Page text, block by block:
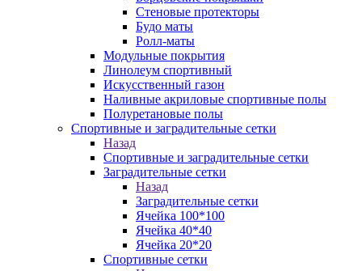
Стеновые протекторы
Будо маты
Ролл-маты
Модульные покрытия
Линолеум спортивный
Искусственный газон
Наливные акриловые спортивные полы
Полуретановые полы
Спортивные и заградительные сетки
Назад
Спортивные и заградительные сетки
Заградительные сетки
Назад
Заградительные сетки
Ячейка 100*100
Ячейка 40*40
Ячейка 20*20
Спортивные сетки